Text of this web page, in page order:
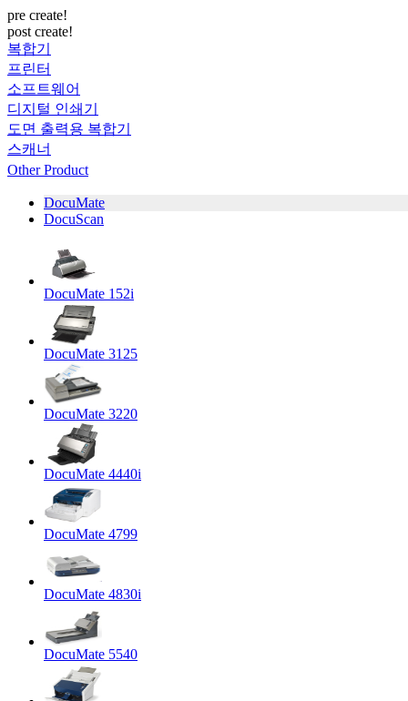
pre create!
post create!
복합기
프린터
소프트웨어
디지털 인쇄기
도면 출력용 복합기
스캐너
Other Product
DocuMate
DocuScan
DocuMate 152i
DocuMate 3125
DocuMate 3220
DocuMate 4440i
DocuMate 4799
DocuMate 4830i
DocuMate 5540